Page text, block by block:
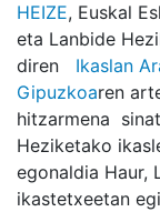
HEIZE, Euskal
eta Lanbide
diren Ikaslan
Gipuzkoaren
hitzarmena
Heziketako
egonaldia Haur,
ikastetxeetan